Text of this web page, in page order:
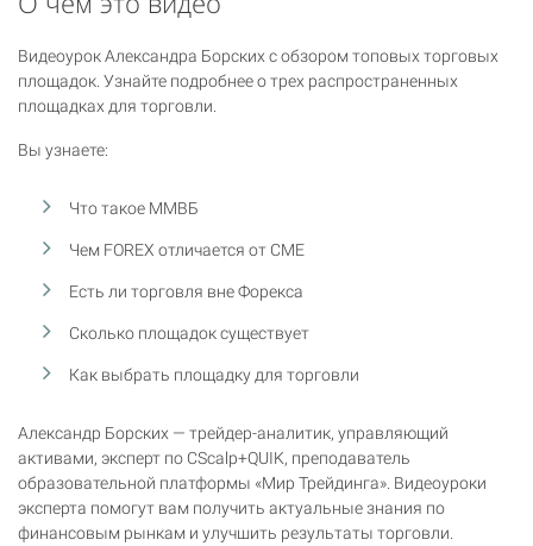
Видеоурок Александра Борских с обзором топовых торговых
площадок. Узнайте подробнее о трех распространенных
площадках для торговли.
Вы узнаете:
Что такое ММВБ
Чем FOREX отличается от CME
Есть ли торговля вне Форекса
Сколько площадок существует
Как выбрать площадку для торговли
Александр Борских — трейдер-аналитик, управляющий
активами, эксперт по CScalp+QUIK, преподаватель
образовательной платформы «Мир Трейдинга». Видеоуроки
эксперта помогут вам получить актуальные знания по
финансовым рынкам и улучшить результаты торговли.